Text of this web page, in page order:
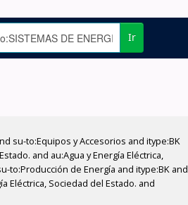
Ir
su-to:Equipos y Accesorios and itype:BK
and au:Agua y Energía Eléctrica,
to:Producción de Energía and itype:BK and
Eléctrica, Sociedad del Estado. and